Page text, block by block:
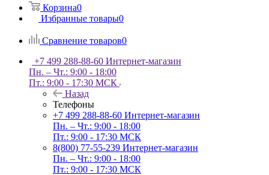
Корзина0
Избранные товары0
Сравнение товаров0
+7 499 288-88-60 Интернет-магазин
Пн. – Чт.: 9:00 - 18:00
Пт.: 9:00 - 17:30 МСК
Назад
Телефоны
+7 499 288-88-60 Интернет-магазин
Пн. – Чт.: 9:00 - 18:00
Пт.: 9:00 - 17:30 МСК
8(800) 77-55-239 Интернет-магазин
Пн. – Чт.: 9:00 - 18:00
Пт.: 9:00 - 17:30 МСК